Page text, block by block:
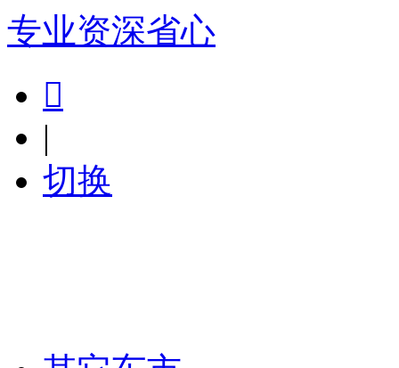
专业资深省心

|
切换